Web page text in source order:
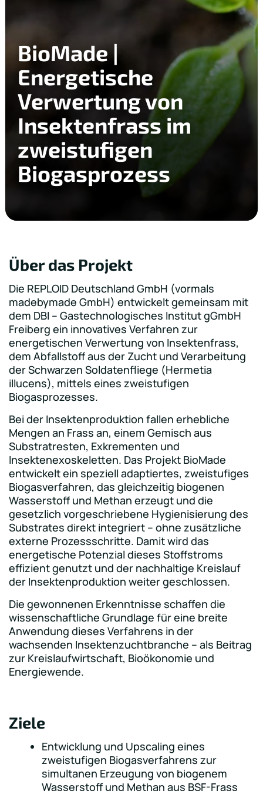
BioMade |
Energetische
Verwertung von
Insektenfrass im
zweistufigen
Biogasprozess
Über das Projekt
Die REPLOID Deutschland GmbH (vormals
madebymade GmbH) entwickelt gemeinsam mit
dem DBI – Gastechnologisches Institut gGmbH
Freiberg ein innovatives Verfahren zur
energetischen Verwertung von Insektenfrass,
dem Abfallstoff aus der Zucht und Verarbeitung
der Schwarzen Soldatenfliege (Hermetia
illucens), mittels eines zweistufigen
Biogasprozesses.
Bei der Insektenproduktion fallen erhebliche
Mengen an Frass an, einem Gemisch aus
Substratresten, Exkrementen und
Insektenexoskeletten. Das Projekt BioMade
entwickelt ein speziell adaptiertes, zweistufiges
Biogasverfahren, das gleichzeitig biogenen
Wasserstoff und Methan erzeugt und die
gesetzlich vorgeschriebene Hygienisierung des
Substrates direkt integriert – ohne zusätzliche
externe Prozessschritte. Damit wird das
energetische Potenzial dieses Stoffstroms
effizient genutzt und der nachhaltige Kreislauf
der Insektenproduktion weiter geschlossen.
Die gewonnenen Erkenntnisse schaffen die
wissenschaftliche Grundlage für eine breite
Anwendung dieses Verfahrens in der
wachsenden Insektenzuchtbranche – als Beitrag
zur Kreislaufwirtschaft, Bioökonomie und
Energiewende.
Ziele
Entwicklung und Upscaling eines
zweistufigen Biogasverfahrens zur
simultanen Erzeugung von biogenem
Wasserstoff und Methan aus BSF-Frass